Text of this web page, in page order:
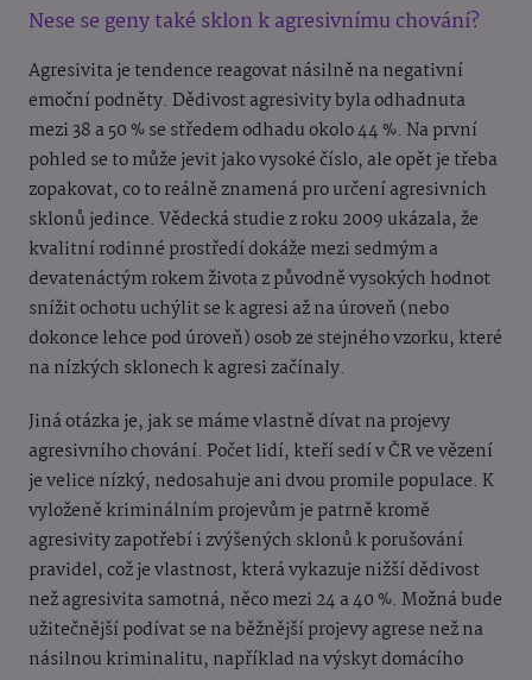
Nese se geny také sklon k agresivnímu chování?
Agresivita je tendence reagovat násilně na negativní
emoční podněty. Dědivost agresivity byla odhadnuta
mezi 38 a 50 % se středem odhadu okolo 44 %. Na první
pohled se to může jevit jako vysoké číslo, ale opět je třeba
zopakovat, co to reálně znamená pro určení agresivních
sklonů jedince. Vědecká studie z roku 2009 ukázala, že
kvalitní rodinné prostředí dokáže mezi sedmým a
devatenáctým rokem života z původně vysokých hodnot
snížit ochotu uchýlit se k agresi až na úroveň (nebo
dokonce lehce pod úroveň) osob ze stejného vzorku, které
na nízkých sklonech k agresi začínaly.
Jiná otázka je, jak se máme vlastně dívat na projevy
agresivního chování. Počet lidí, kteří sedí v ČR ve vězení
je velice nízký, nedosahuje ani dvou promile populace. K
vyloženě kriminálním projevům je patrně kromě
agresivity zapotřebí i zvýšených sklonů k porušování
pravidel, což je vlastnost, která vykazuje nižší dědivost
než agresivita samotná, něco mezi 24 a 40 %. Možná bude
užitečnější podívat se na běžnější projevy agrese než na
násilnou kriminalitu, například na výskyt domácího